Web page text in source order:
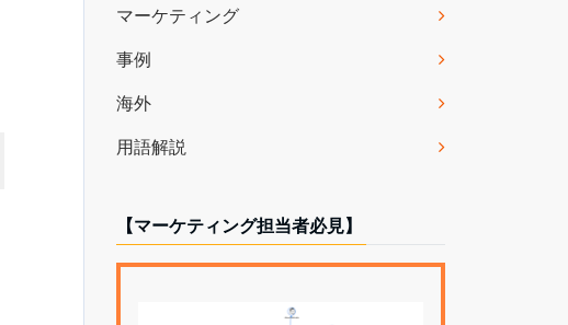
マーケティング
事例
海外
用語解説
【マーケティング担当者必見】